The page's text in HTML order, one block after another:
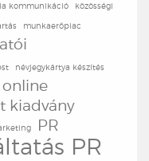
kommunikáció közösségi
munkaerőpiac
névjegykártya készítés
online
kiadvány
PR
PR